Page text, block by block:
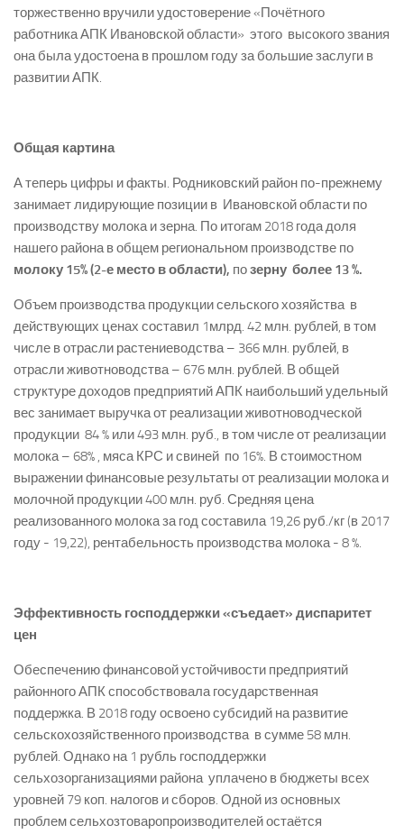
торжественно вручили удостоверение «Почётного
работника АПК Ивановской области» ­ этого высокого звания
она была удостоена в прошлом году за большие заслуги в
развитии АПК.
Общая картина
А теперь цифры и факты. Родниковский район по-­прежнему
занимает лидирующие позиции в Ивановской области по
производству молока и зерна. По итогам 2018 года доля
нашего района в общем региональном производстве по
молоку 15% (2-­е место в области), позерну ­ более 13 %.
Объем производства продукции сельского хозяйства в
действующих ценах составил 1млрд. 42 млн. рублей, в том
числе в отрасли растениеводства – 366 млн. рублей, в
отрасли животноводства – 676 млн. рублей. В общей
структуре доходов предприятий АПК наибольший удельный
вес занимает выручка от реализации животноводческой
продукции ­ 84 % или 493 млн. руб., в том числе от реализации
молока – 68% , мяса КРС и свиней ­ по 16%. В стоимостном
выражении финансовые результаты от реализации молока и
молочной продукции 400 млн. руб. Средняя цена
реализованного молока за год составила 19,26 руб./кг (в 2017
году ­- 19,22), рентабельность производства молока ­- 8 %.
Эффективность господдержки «съедает» диспаритет
цен
Обеспечению финансовой устойчи­вости предприятий
районного АПК способствовала государственная
поддержка. В 2018 году освоено субсидий на развитие
сельскохозяйственного производства в сумме 58 млн.
рублей. Однако на 1 рубль господдержки
сельхозорганизациями района уплачено в бюджеты всех
уровней 79 коп. налогов и сборов. Одной из основных
проблем сельхозтоваропроизводителей остаётся